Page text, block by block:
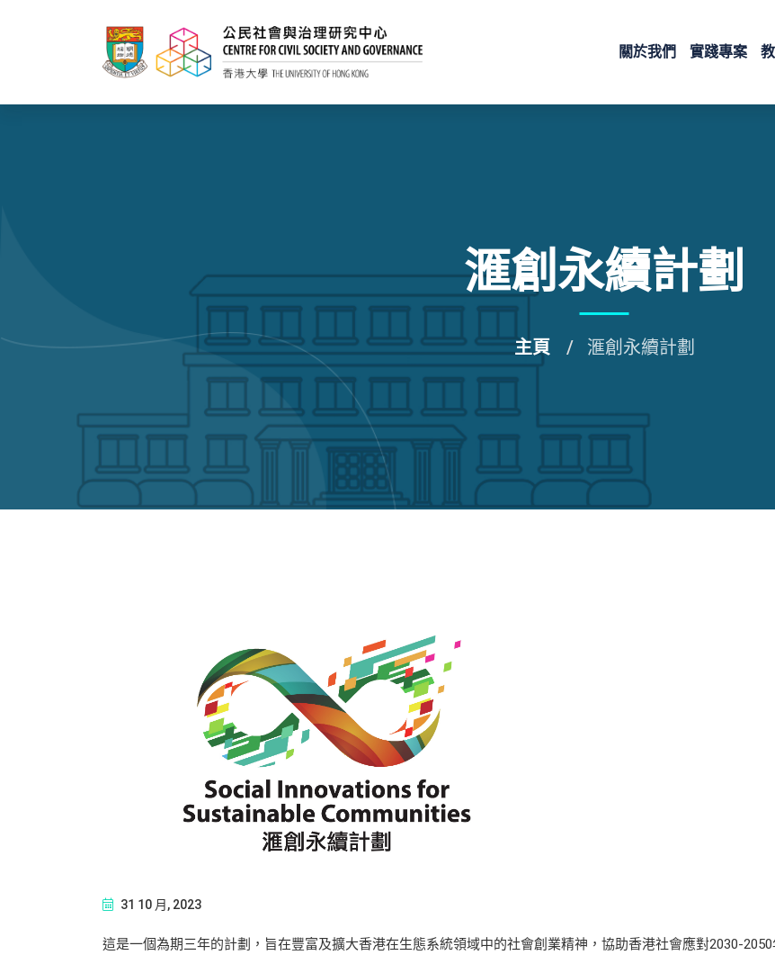
關於我們 實踐專案
滙創永續計劃
主頁 滙創永續計劃
31 10 月, 2023
這是一個為期三年的計劃，旨在豐富及擴大香港在生態系統領域中的社會創業精神，協助香港社會應對2030-